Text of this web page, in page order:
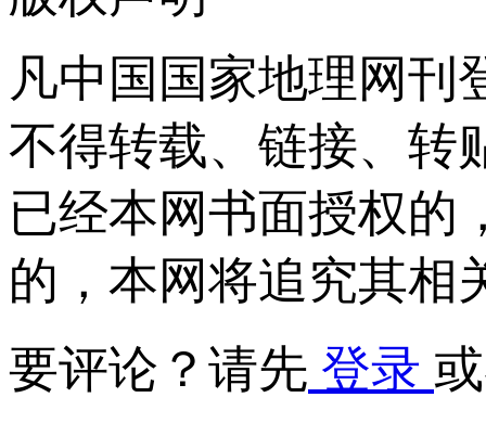
凡中国国家地理网刊
不得转载、链接、转
已经本网书面授权的
的，本网将追究其相
要评论？请先 登录